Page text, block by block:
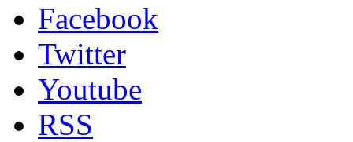
Facebook
Twitter
Youtube
RSS